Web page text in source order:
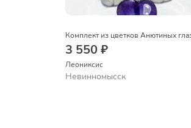
Комплект из цветков Анютиных
3 550 ₽
Леониксис
Невинномысск